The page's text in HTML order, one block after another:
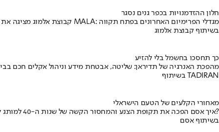
חלון ההזדמנויות בכפר גנים נסגר
קבוצת אלמוג מציגה את פרויקט MALA: מגדלי הפרימיום האחרונים בפתח תקווה
בשיתוף קבוצת אלמוג
כך תחסכו בחשמל בלי להזיע
מהפכת האנרגיה של תדיראן: שליטה, אבטחת מידע וניהול אקלים חכם
בשיתוף TADIRAN
מאחורי הקלעים של הטעם הישראלי
איך אסם הפכה את תקופת הצנע והמחסור הקשה של שנות ה-40 למותג לאומי?
בשיתוף אסם